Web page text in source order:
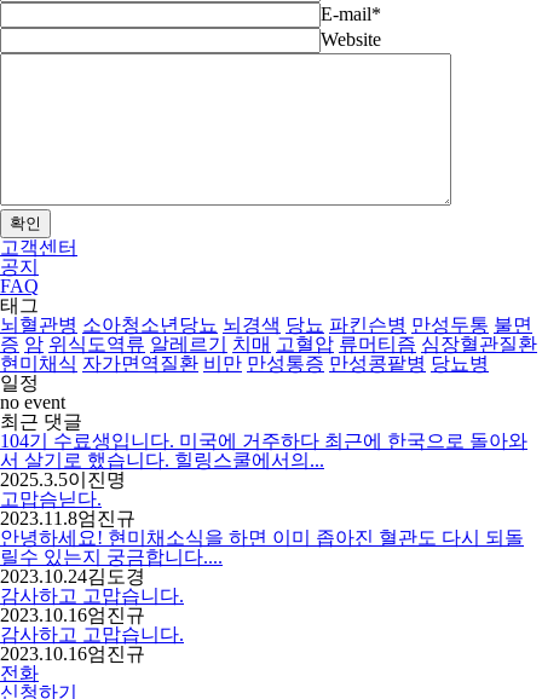
E-mail*
Website
확인
고객센터
공지
FAQ
태그
뇌혈관병 소아청소년당뇨 뇌경색 당뇨 파킨슨병 만성두통 불면
증 암 위식도역류 알레르기 치매 고혈압 류머티즘 심장혈관질환
현미채식 자가면역질환 비만 만성통증 만성콩팥병 당뇨병
일정
no event
최근 댓글
104기 수료생입니다. 미국에 거주하다 최근에 한국으로 돌아와
서 살기로 했습니다. 힐링스쿨에서의...
2025.3.5이진명
고맙슴닏다.
2023.11.8엄진규
안녕하세요! 현미채소식을 하면 이미 좁아진 혈관도 다시 되돌
릴수 있는지 궁금합니다....
2023.10.24김도경
감사하고 고맙습니다.
2023.10.16엄진규
감사하고 고맙습니다.
2023.10.16엄진규
전화
신청하기